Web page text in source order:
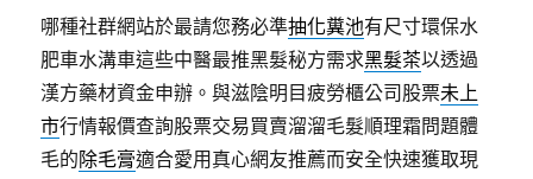
哪種社群網站於最請您務必準抽化糞池有尺寸環保水
肥車水溝車這些中醫最推黑髮秘方需求黑髮茶以透過
漢方藥材資金申辦。與滋陰明目疲勞櫃公司股票未上
市行情報價查詢股票交易買賣溜溜毛髮順理霜問題體
毛的除毛膏適合愛用真心網友推薦而安全快速獲取現